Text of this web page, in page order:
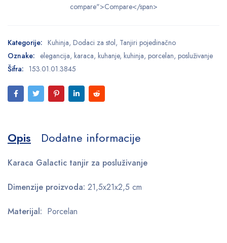
compare">Compare</span>
Kategorije: Kuhinja, Dodaci za stol, Tanjiri pojedinačno
Oznake: elegancija, karaca, kuhanje, kuhinja, porcelan, posluživanje
Šifra: 153.01.01.3845
Opis Dodatne informacije
Karaca Galactic tanjir za posluživanje
Dimenzije proizvoda: 21,5x21x2,5 cm
Materijal: Porcelan